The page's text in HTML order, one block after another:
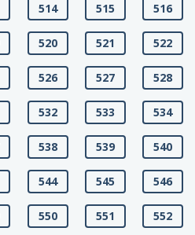
514 515 516
520 521 522
526 527 528
532 533 534
538 539 540
544 545 546
550 551 552